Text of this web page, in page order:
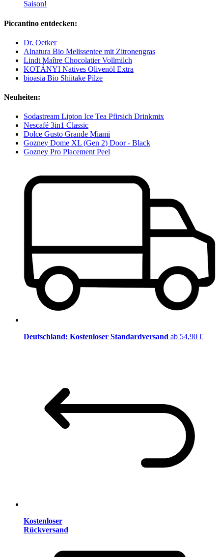
Saison!
Piccantino entdecken:
Dr. Oetker
Alnatura Bio Melissentee mit Zitronengras
Lindt Maître Chocolatier Vollmilch
KOTÁNYI Natives Olivenöl Extra
bioasia Bio Shiitake Pilze
Neuheiten:
Sodastream Lipton Ice Tea Pfirsich Drinkmix
Nescafé 3in1 Classic
Dolce Gusto Grande Miami
Gozney Dome XL (Gen 2) Door - Black
Gozney Pro Placement Peel
Deutschland: Kostenloser Standardversand ab 54,90 €
Kostenloser
Rückversand